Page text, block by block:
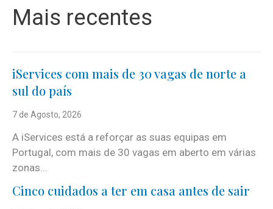
Mais recentes
iServices com mais de 30 vagas de norte a
sul do país
7 de Agosto, 2026
A iServices está a reforçar as suas equipas em
Portugal, com mais de 30 vagas em aberto em várias
zonas...
Cinco cuidados a ter em casa antes de sair